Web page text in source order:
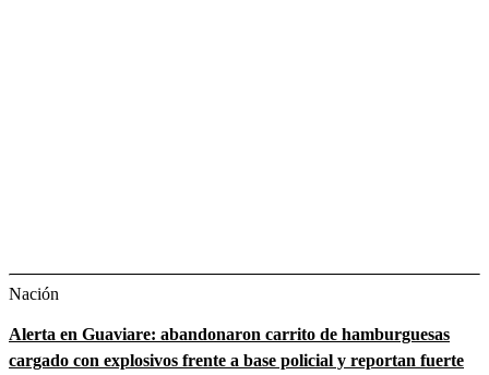
Nación
Alerta en Guaviare: abandonaron carrito de hamburguesas
cargado con explosivos frente a base policial y reportan fuerte